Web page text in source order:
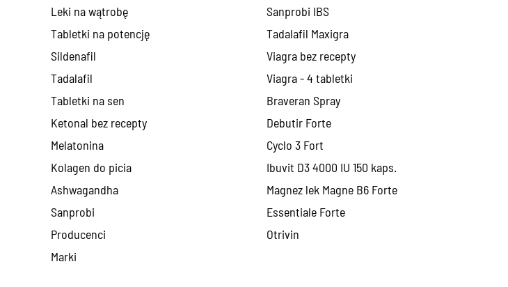
Leki na wątrobę
Tabletki na potencję
Sildenafil
Tadalafil
Tabletki na sen
Ketonal bez recepty
Melatonina
Kolagen do picia
Ashwagandha
Sanprobi
Producenci
Marki
Sanprobi IBS
Tadalafil Maxigra
Viagra bez recepty
Viagra - 4 tabletki
Braveran Spray
Debutir Forte
Cyclo 3 Fort
Ibuvit D3 4000 IU 150 kaps.
Magnez lek Magne B6 Forte
Essentiale Forte
Otrivin